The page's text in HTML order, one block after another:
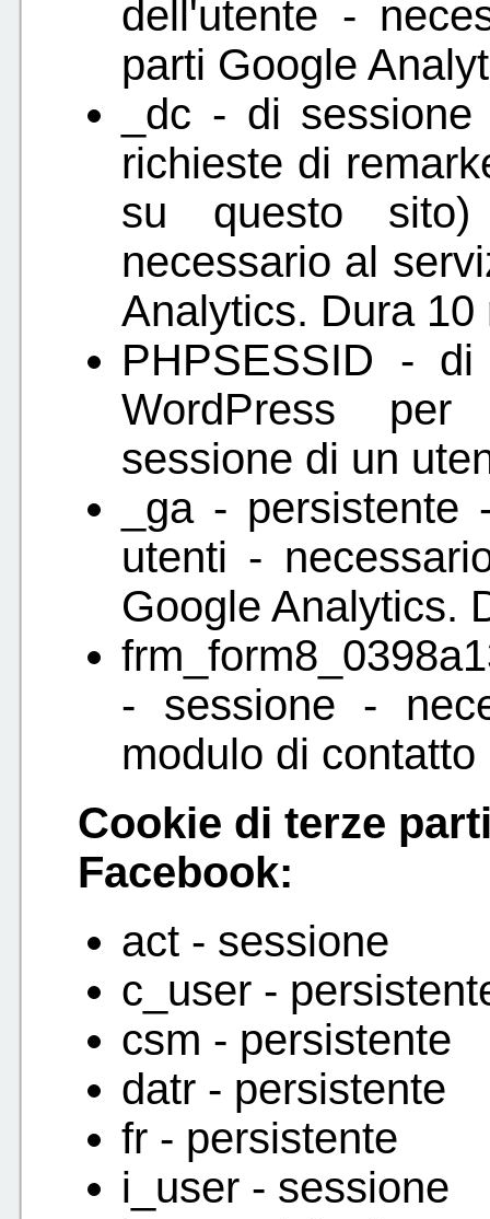
dell'utente -
parti Google
_dc - di
richieste di
su questo
necessario al
Analytics. Dura 10
PHPSESSID -
WordPress
sessione di un
_ga -
utenti -
Google Analytics.
- sessione -
modulo di contatto
Cookie di terze
Facebook:
act - sessione
c_user -
csm - persistente
datr - persistente
fr - persistente
i_user - sessione